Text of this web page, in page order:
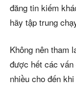
đăng tin kiếm
hãy tập trung
Không nên tham
được hết các
nhiều cho đến